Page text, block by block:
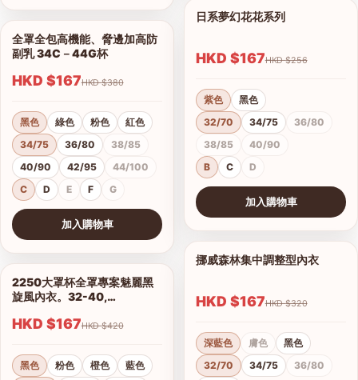
1/5
全罩全包高機能、脅邊加高防
副乳 34C－44G杯
HKD $167 HKD $380
黑色 綠色 粉色
紅色
34/75
36/80
38/85
40/90
42/95
44/100
C
D E F G
加入購物車
1/14
查看圖片
2250大罩杯全罩專案魅麗黑
旋風內衣。32-40,
HKD $167 HKD $420
黑色 粉色 橙色
藍色
日系夢幻花花系列
HKD $167 HKD $256
紫色
黑色
32/70
34/75
36/80
38/85
40/90
B
C D
加入購物車
查看圖片
挪威森林集中調整型內衣
HKD $167 HKD $320
深藍色 膚色
黑色
32/70
34/75
36/80